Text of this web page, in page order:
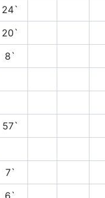
24`
20`
8`
57`
7`
6`